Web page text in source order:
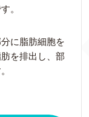
。
に脂肪細胞を
を排出し、部